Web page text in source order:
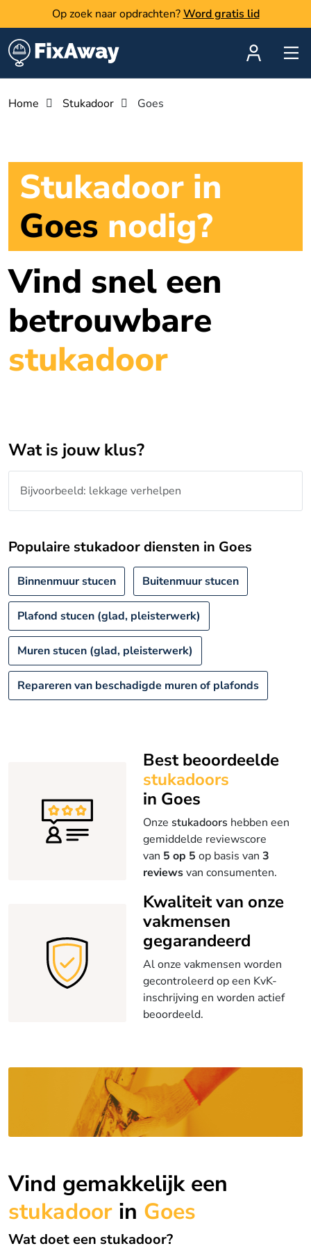
Op zoek naar opdrachten? Word gratis lid
Home Stukadoor Goes
Stukadoor in
Goes nodig?
Vind snel een
betrouwbare
stukadoor
Wat is jouw klus?
Populaire stukadoor diensten in Goes
Binnenmuur stucen Buitenmuur stucen
Plafond stucen (glad, pleisterwerk)
Muren stucen (glad, pleisterwerk)
Repareren van beschadigde muren of plafonds
Best beoordeelde
stukadoors
in Goes
Onze stukadoors hebben een
gemiddelde reviewscore
van 5 op 5 op basis van 3
reviewsvan consumenten.
Kwaliteit van onze
vakmensen
gegarandeerd
Al onze vakmensen worden
gecontroleerd op een KvK-
inschrijving en worden actief
beoordeeld.
Vind gemakkelijk een
stukadoor in Goes
Wat doet een stukadoor?